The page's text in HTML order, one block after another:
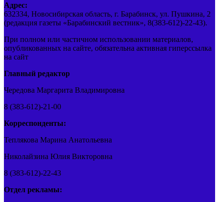
Адрес:
632334, Новосибирская область, г. Барабинск, ул. Пушкина, 2
(редакция газеты «Барабинский вестник», 8(383-612)-22-43).
При полном или частичном использовании материалов,
опубликованных на сайте, обязательна активная гиперссылка
на сайт
Главный редактор
Чередова Маргарита Владимировна
8 (383-612)-21-00
Корреспонденты:
Теплякова Марина Анатольевна
Николайзина Юлия Викторовна
8 (383-612)-22-43
Отдел рекламы: